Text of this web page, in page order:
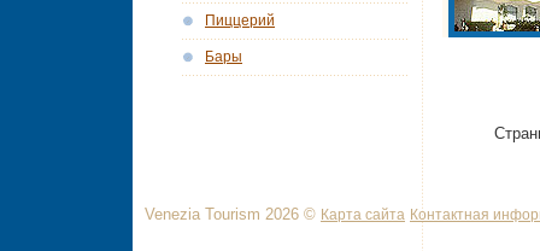
Пиццерий
Бары
Venezia Tourism 2026 © Карта сайта Контактная